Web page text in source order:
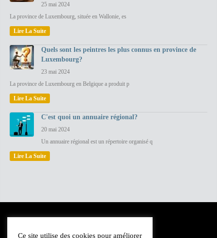
25 mai 2024
La province de Luxembourg, située en Wallonie, es
Lire La Suite
Quels sont les peintres les plus connus en province de
Luxembourg?
23 mai 2024
La province de Luxembourg en Belgique a produit p
Lire La Suite
C'est quoi un annuaire régional?
20 mai 2024
Un annuaire régional est un répertoire organisé q
Lire La Suite
Ce site utilise des cookies pour améliorer